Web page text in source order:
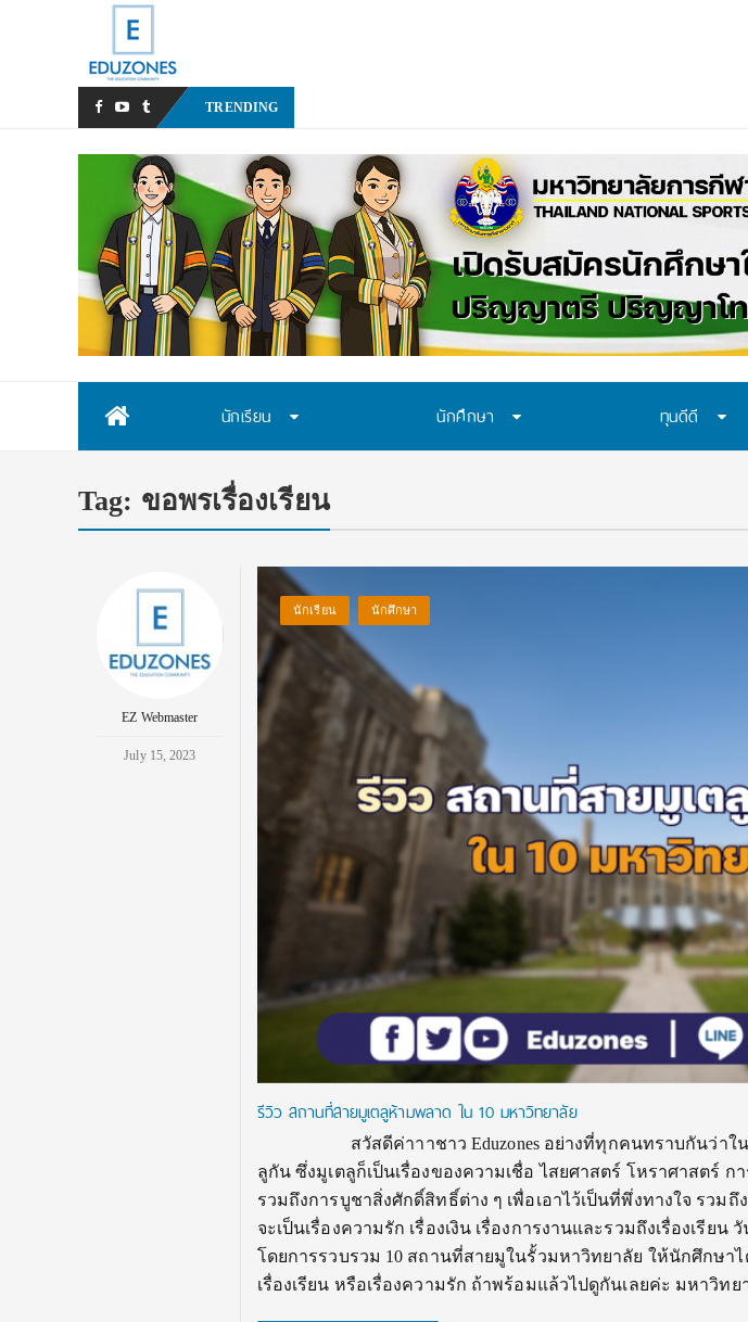
TRENDING
นักเรียน นักศึกษา ทุนดีดี
Tag: ขอพรเรื่องเรียน
EZ Webmaster
July 15, 2023
นักเรียน นักศึกษา
รีวิว สถานที่สายมูเตลูห้ามพลาด ใน 10 มหาวิทยาลัย
สวัสดีค่าาาชาว Eduzones อย่างที่ทุกคนทราบกันว่าในปั
ลูกัน ซึ่งมูเตลูก็เป็นเรื่องของความเชื่อ ไสยศาสตร์ โหราศาสตร์ ก
รวมถึงการบูชาสิ่งศักดิ์สิทธิ์ต่าง ๆ เพื่อเอาไว้เป็นที่พึ่งทางใจ รวม
จะเป็นเรื่องความรัก เรื่องเงิน เรื่องการงานและรวมถึงเรื่องเรียน
โดยการรวบรวม 10 สถานที่สายมูในรั้วมหาวิทยาลัย ให้นักศึกษา
เรื่องเรียน หรือเรื่องความรัก ถ้าพร้อมแล้วไปดูกันเลยค่ะ มหาวิท